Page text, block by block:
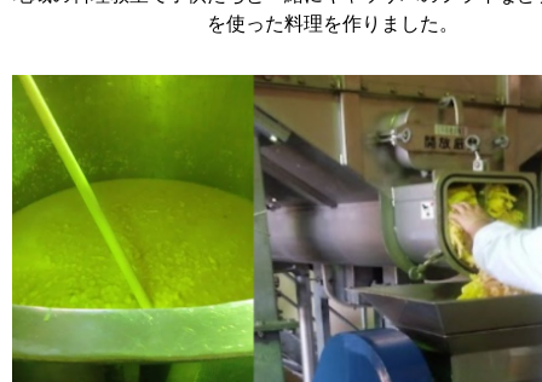
を使った料理を作りました。